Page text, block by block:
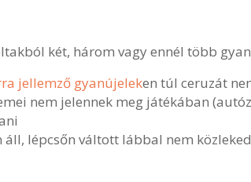
két, három vagy ennél több
jellemző gyanújeleken túl ceruzát
nem jelennek meg játékában
áll, lépcsőn váltott lábbal nem